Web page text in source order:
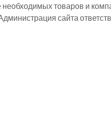
необходимых товаров и
сайта